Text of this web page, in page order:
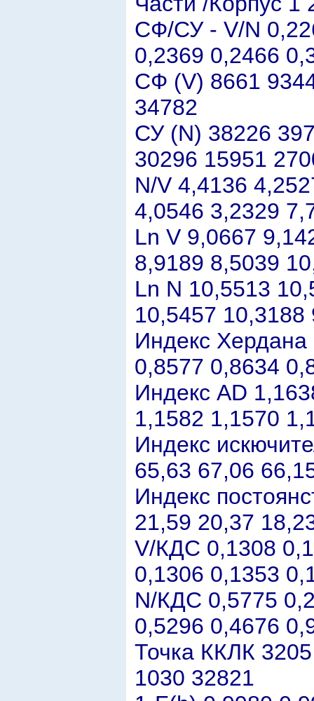
СФ/СУ - V/N
0,2369 0,2466
СФ (V) 8661
34782
СУ (N) 38226
30296 15951
N/V 4,4136
4,0546 3,2329
Ln V 9,0667
8,9189 8,5039
Ln N 10,5513
10,5457
Индекс
0,8577 0,8634
Индекс АD
1,1582 1,1570
Индекс
65,63 67,06
Индекс
21,59 20,37
V/КДС 0,1308
0,1306 0,1353
N/КДС 0,5775
0,5296 0,4676
Точка ККЛК
1030 32821